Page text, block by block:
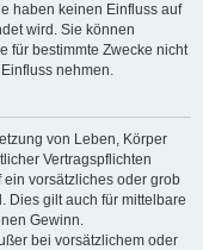
haben keinen Einfluss auf
wird. Sie können
für bestimmte Zwecke nicht
nehmen.
von Leben, Körper
Vertragspflichten
vorsätzliches oder grob
Dies gilt auch für mittelbare
Gewinn.
bei vorsätzlichem oder